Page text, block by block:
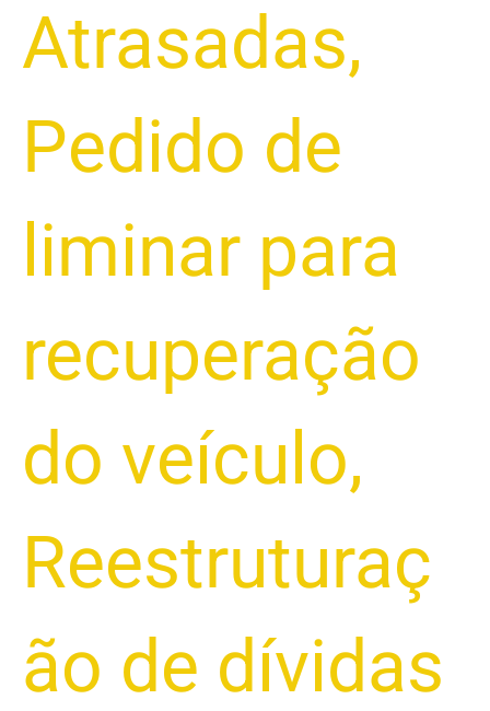
Atrasadas,
Pedido de
liminar para
recuperação
do veículo,
Reestruturaç
ão de dívidas